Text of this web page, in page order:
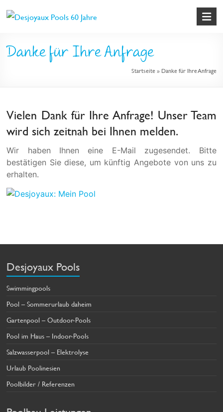
&
Desjoyaux
Danke für Ihre Anfrage
Startseite» Danke für Ihre Anfrage
Vielen Dank für Ihre Anfrage! Unser Team
wird sich zeitnah bei Ihnen melden.
Wir haben Ihnen eine E-Mail zugesendet. Bitte
bestätigen Sie diese, um künftig Angebote von uns zu
erhalten.
Desjoyaux Pools
Swimmingpools
Pool – Sommerurlaub daheim
Gartenpool – Outdoor-Pools
Pool im Haus – Indoor-Pools
Salzwasserpool – Elektrolyse
Urlaub Poolinesien
Poolbilder / Referenzen